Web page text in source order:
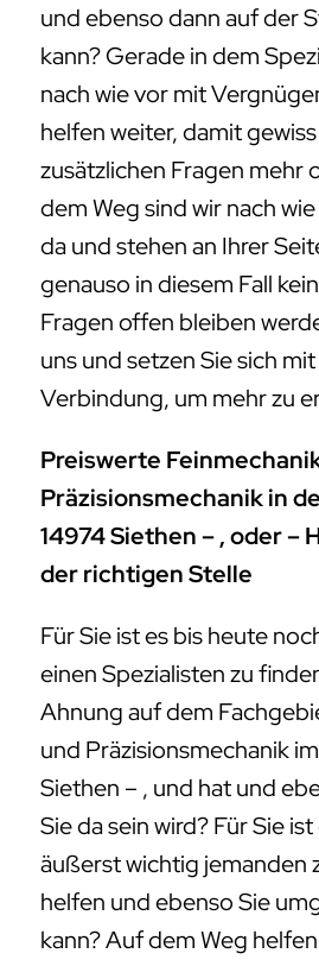
und ebenso dann auf der
kann? Gerade in dem
nach wie vor mit
helfen weiter, damit
zusätzlichen Fragen mehr
dem Weg sind wir nach
da und stehen an Ihrer
genauso in diesem Fall
Fragen offen bleiben
uns und setzen Sie sich
Verbindung, um mehr zu
Preiswerte
Präzisionsmechanik in
14974 Siethen – , oder –
der richtigen Stelle
Für Sie ist es bis heute
einen Spezialisten zu
Ahnung auf dem
und Präzisionsmechanik
Siethen – , und hat und
Sie da sein wird? Für Sie
äußerst wichtig jemanden
helfen und ebenso Sie
kann? Auf dem Weg